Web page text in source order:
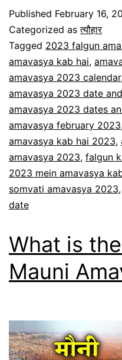
Published February 16,
Categorized asत्यौहार
Tagged 2023 falgun
amavasya kab hai,
amavasya 2023 calendar
amavasya 2023 date
amavasya 2023 dates
amavasya february 2023
amavasya kab hai 2023,
amavasya 2023, falgun
2023 mein amavasya
somvati amavasya 2023,
date
What is
Mauni